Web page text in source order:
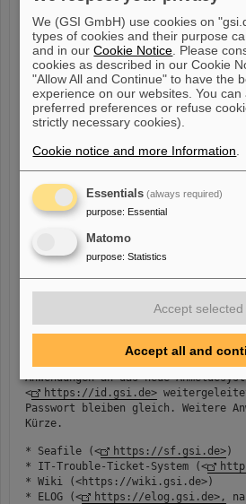
multiple services (Single Sign-On).
password for the GSI-Web-Login
What do you need to do?
Nothing for now. Starting 2025-10-
login system to access the
in the documentation at <https://
### Deutsch ###
Liebe Kolleginnen und Kollegen,
ab dem 1. Oktober 2025 stellen wir
GSI-Web-Login-Konten auf Keycloak
Anmelden bei GSI-Diensten
Was bedeutet das für Sie?
Anwendungen an das neue
<
https://id.gsi.de>
Passwort bleiben gleich. Weitere
Kürze.
* Seafile (< https://sf.gsi.de>)
* IT-Trouble-Ticket-System (<
* Wiki (<https://wiki.gsi.de>)
* ELOG (< https://elog.gsi.de>,
We (GSI GmbH) use cookies on
types of cookies and their purpose
and in ourCookie Notice . Please
cookies as described in our Cookie
"Allow All and Continue" to have the
experience on our websites. You can
preferred preferences or refuse
strictly necessary cookies).
Cookie notice and more Information
Essentials (always required)
purpose: Essential
Matomo
purpose: Statistics
Accept selected
Accept all and